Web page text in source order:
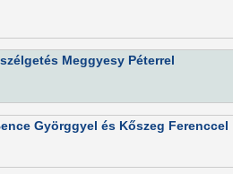
Meggyesy Péterrel
Györggyel és Kőszeg Ferenccel